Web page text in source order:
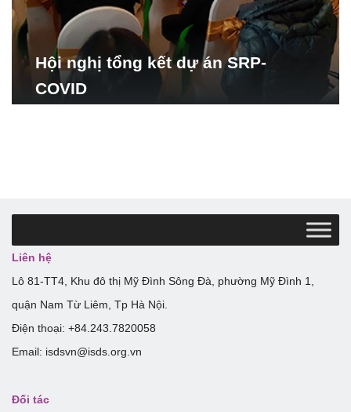
Hội nghị tổng kết dự án SRP-
COVID
Liên hệ
Lô 81-TT4, Khu đô thị Mỹ Đình Sông Đà, phường Mỹ Đình 1,
quận Nam Từ Liêm, Tp Hà Nội.
Điện thoại: +84.243.7820058
Email: isdsvn@isds.org.vn
Đối tác